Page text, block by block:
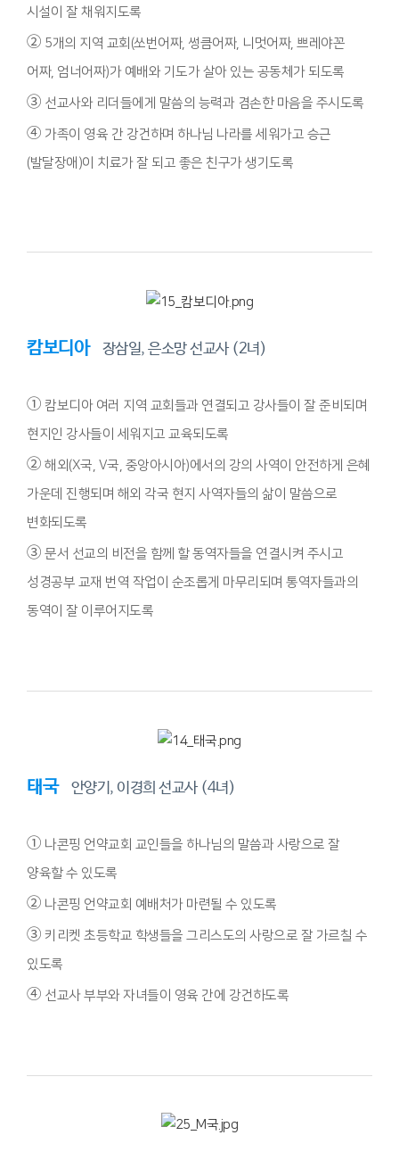
시설이 잘 채워지도록
② 5개의 지역 교회(쏘번어짜, 썽큼어짜, 니멋어짜, 쁘레야꼰
어짜, 엄너어짜)가 예배와 기도가 살아 있는 공동체가 되도록
③ 선교사와 리더들에게 말씀의 능력과 겸손한 마음을 주시도록
④ 가족이 영육 간 강건하며 하나님 나라를 세워가고 승근
(발달장애)이 치료가 잘 되고 좋은 친구가 생기도록
캄보디아 장삼일, 은소망 선교사 (2녀)
① 캄보디아 여러 지역 교회들과 연결되고 강사들이 잘 준비되며
현지인 강사들이 세워지고 교육되도록
② 해외(X국, V국, 중앙아시아)에서의 강의 사역이 안전하게 은혜
가운데 진행되며 해외 각국 현지 사역자들의 삶이 말씀으로
변화되도록
③ 문서 선교의 비전을 함께 할 동역자들을 연결시켜 주시고
성경공부 교재 번역 작업이 순조롭게 마무리되며 통역자들과의
동역이 잘 이루어지도록
태국 안양기, 이경희 선교사 (4녀)
① 나콘핑 언약교회 교인들을 하나님의 말씀과 사랑으로 잘
양육할 수 있도록
② 나콘핑 언약교회 예배처가 마련될 수 있도록
③ 키리켓 초등학교 학생들을 그리스도의 사랑으로 잘 가르칠 수
있도록
④ 선교사 부부와 자녀들이 영육 간에 강건하도록